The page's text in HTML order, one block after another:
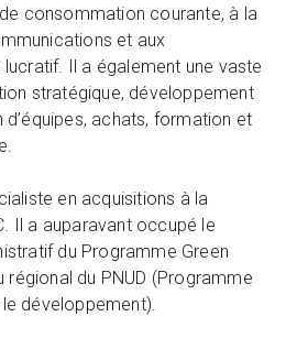
consommation courante, à la
et aux
Il a également une vaste
stratégique, développement
achats, formation et
en acquisitions à la
Il a auparavant occupé le
du Programme Green
du PNUD (Programme
développement).